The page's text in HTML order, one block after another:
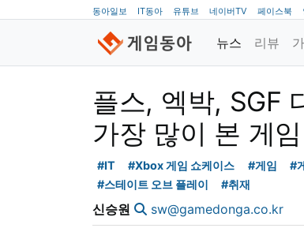
동아일보 IT동아 유튜브 네이버TV 페이스북
뉴스 리뷰
플스, 엑박, SGF
가장 많이 본 게
#IT #Xbox 게임 쇼케이스 #게임 #
#스테이트 오브 플레이
#취재
신승원 sw@gamedonga.co.kr